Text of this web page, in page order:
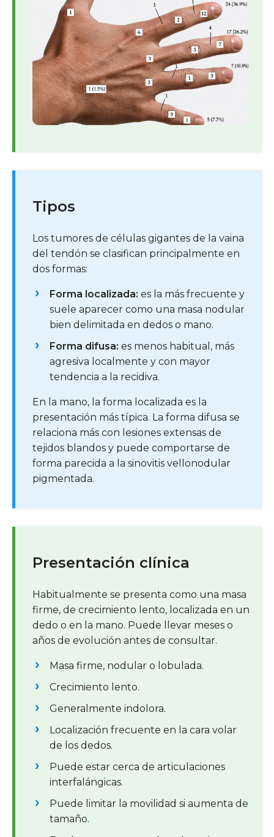
Tipos
Los tumores de células gigantes de la vaina
del tendón se clasifican principalmente en
dos formas:
Forma localizada: es la más frecuente y
suele aparecer como una masa nodular
bien delimitada en dedos o mano.
Forma difusa: es menos habitual, más
agresiva localmente y con mayor
tendencia a la recidiva.
En la mano, la forma localizada es la
presentación más típica. La forma difusa se
relaciona más con lesiones extensas de
tejidos blandos y puede comportarse de
forma parecida a la sinovitis vellonodular
pigmentada.
Presentación clínica
Habitualmente se presenta como una masa
firme, de crecimiento lento, localizada en un
dedo o en la mano. Puede llevar meses o
años de evolución antes de consultar.
Masa firme, nodular o lobulada.
Crecimiento lento.
Generalmente indolora.
Localización frecuente en la cara volar
de los dedos.
Puede estar cerca de articulaciones
interfalángicas.
Puede limitar la movilidad si aumenta de
tamaño.